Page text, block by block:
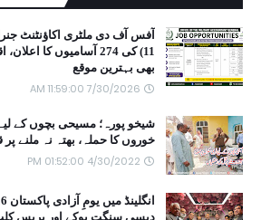
11) کی 274 آسامیوں کا
بھی بہترین موقع
7/30/2026 11:59:00 AM
شیخو پورہ؛ مسیحی بچوں کے
خوروں کا حملہ، بھتہ نہ ملنے
4/30/2022 01:52:00 PM
دیسی سنگت یوکے اور پریس